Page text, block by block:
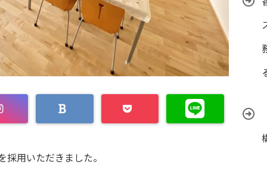
用いただきました。